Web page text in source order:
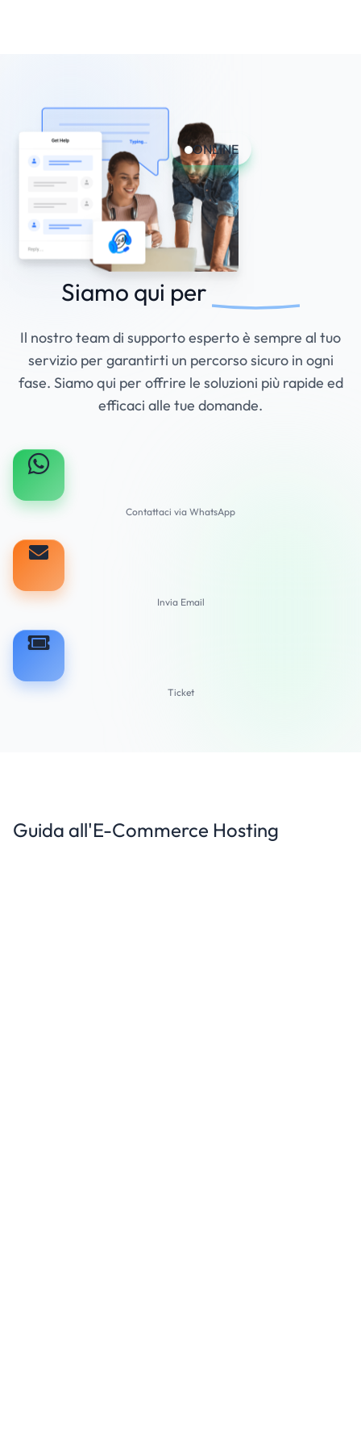
ONLINE
Siamo qui per
Il nostro team di supporto esperto è sempre al tuo
servizio per garantirti un percorso sicuro in ogni
fase. Siamo qui per offrire le soluzioni più rapide ed
efficaci alle tue domande.
Contattaci via WhatsApp
Invia Email
Ticket
Guida all'E-Commerce Hosting